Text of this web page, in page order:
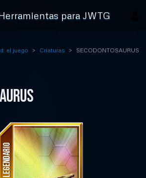
para JWTG
el juego Criaturas SECODONTOSAURUS
LEGENDARIO